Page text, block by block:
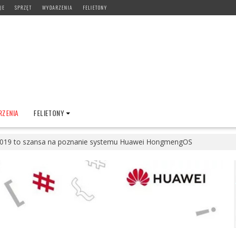
SPRZĘT WYDARZENIA FELIETONY
FELIETONY
to szansa na poznanie systemu Huawei HongmengOS